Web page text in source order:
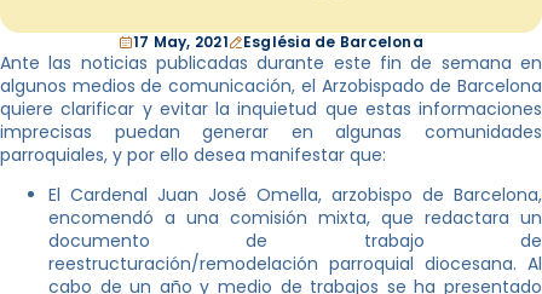
17 May, 2021 Església de Barcelona
Ante las noticias publicadas durante este fin de semana en
algunos medios de comunicación, el Arzobispado de Barcelona
quiere clarificar y evitar la inquietud que estas informaciones
imprecisas puedan generar en algunas comunidades
parroquiales, y por ello desea manifestar que:
El Cardenal Juan José Omella, arzobispo de Barcelona,
encomendó a una comisión mixta, que redactara un
documento de trabajo de
reestructuración/remodelación parroquial diocesana. Al
cabo de un año y medio de trabajos se ha presentado